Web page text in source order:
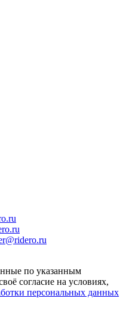
по указанным
согласие на условиях,
персональных данных